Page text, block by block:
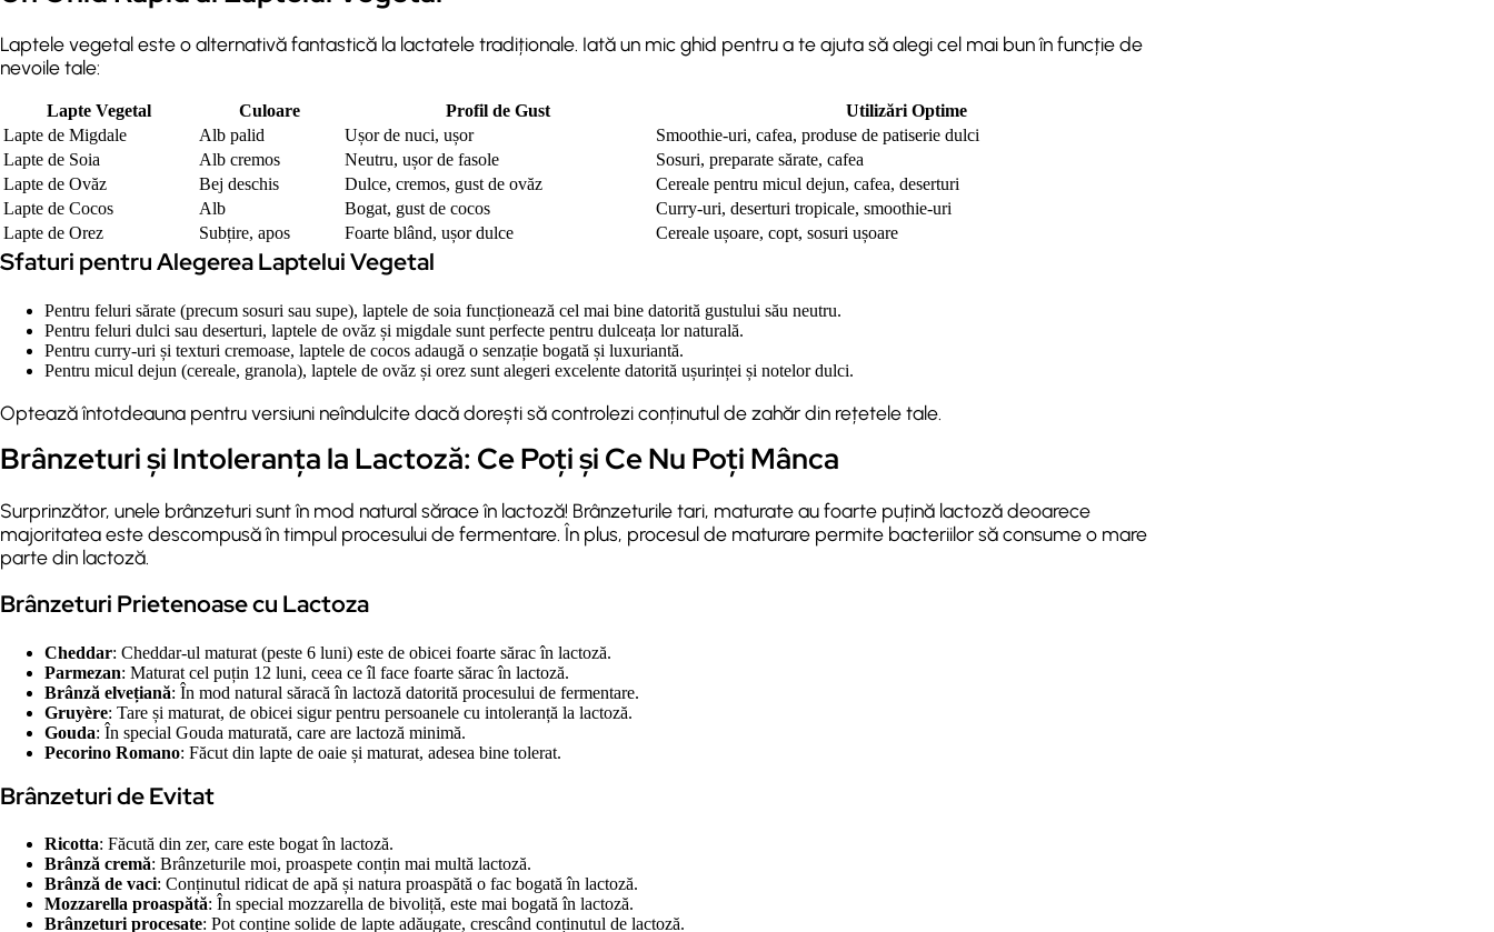
Laptele vegetal este o alternativă fantastică la lactatele tradiționale. Iată un mic ghid pentru a te ajuta să alegi cel mai bun în funcție de
nevoile tale:
Lapte Vegetal Culoare Profil de Gust
Utilizări Optime
Lapte de Migdale
Alb palid Ușor de nuci, ușor
Smoothie-uri, cafea, produse de patiserie dulci
Lapte de Soia
Alb cremos Neutru, ușor de fasole
Sosuri, preparate sărate, cafea
Lapte de Ovăz
Bej deschis Dulce, cremos, gust de ovăz
Cereale pentru micul dejun, cafea, deserturi
Lapte de Cocos
Alb Bogat, gust de cocos
Curry-uri, deserturi tropicale, smoothie-uri
Lapte de Orez
Subțire, apos Foarte blând, ușor dulce Cereale ușoare, copt, sosuri ușoare
Sfaturi pentru Alegerea Laptelui Vegetal
Pentru feluri sărate (precum sosuri sau supe), laptele de soia funcționează cel mai bine datorită gustului său neutru.
Pentru feluri dulci sau deserturi, laptele de ovăz și migdale sunt perfecte pentru dulceața lor naturală.
Pentru curry-uri și texturi cremoase, laptele de cocos adaugă o senzație bogată și luxuriantă.
Pentru micul dejun (cereale, granola), laptele de ovăz și orez sunt alegeri excelente datorită ușurinței și notelor dulci.
Optează întotdeauna pentru versiuni neîndulcite dacă dorești să controlezi conținutul de zahăr din rețetele tale.
Brânzeturi și Intoleranța la Lactoză: Ce Poți și Ce Nu Poți Mânca
Surprinzător, unele brânzeturi sunt în mod natural sărace în lactoză! Brânzeturile tari, maturate au foarte puțină lactoză deoarece
majoritatea este descompusă în timpul procesului de fermentare. În plus, procesul de maturare permite bacteriilor să consume o mare
parte din lactoză.
Brânzeturi Prietenoase cu Lactoza
Cheddar: Cheddar-ul maturat (peste 6 luni) este de obicei foarte sărac în lactoză.
Parmezan: Maturat cel puțin 12 luni, ceea ce îl face foarte sărac în lactoză.
Brânză elvețiană: În mod natural săracă în lactoză datorită procesului de fermentare.
Gruyère: Tare și maturat, de obicei sigur pentru persoanele cu intoleranță la lactoză.
Gouda: În special Gouda maturată, care are lactoză minimă.
Pecorino Romano: Făcut din lapte de oaie și maturat, adesea bine tolerat.
Brânzeturi de Evitat
Ricotta: Făcută din zer, care este bogat în lactoză.
Brânză cremă: Brânzeturile moi, proaspete conțin mai multă lactoză.
Brânză de vaci: Conținutul ridicat de apă și natura proaspătă o fac bogată în lactoză.
Mozzarella proaspătă: În special mozzarella de bivoliță, este mai bogată în lactoză.
Brânzeturi procesate: Pot conține solide de lapte adăugate, crescând conținutul de lactoză.